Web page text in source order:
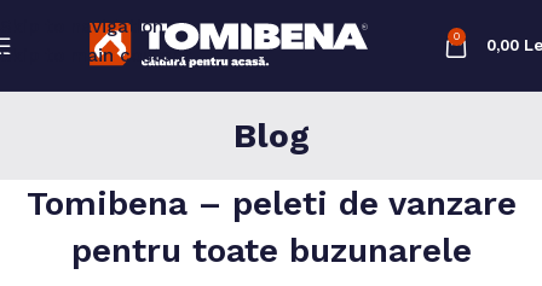
Skip to navigation
Skip to main content
0
0,00
Blog
Tomibena – peleti de vanzare
pentru toate buzunarele